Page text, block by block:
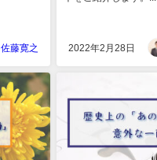
佐藤寛之 2022年2月28日